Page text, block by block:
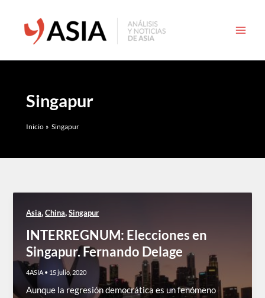
contenido
Singapur
Inicio Singapur
Asia,China,Singapur
INTERREGNUM: Elecciones en
Singapur. Fernando Delage
4ASIA • 15 julio, 2020
Aunque la regresión democrática es un fenómeno